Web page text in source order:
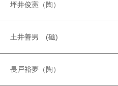
坪井俊憲（陶）
土井善男 (磁)
長戸裕夢（陶）